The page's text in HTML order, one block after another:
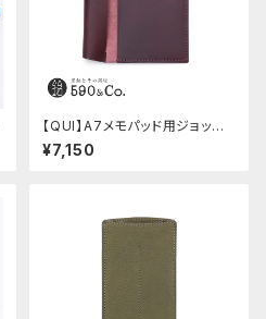
【QUI】A7メモパッド用ジョッタ
ー・ブッテーロ (ワイン)
¥7,150